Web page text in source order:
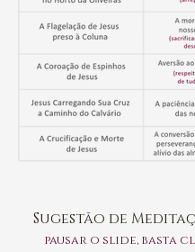
Sugestão de
pausar o slide, basta